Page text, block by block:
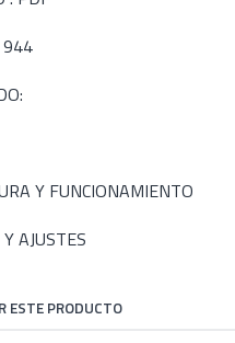
944
Y FUNCIONAMIENTO
AJUSTES
ESTE PRODUCTO